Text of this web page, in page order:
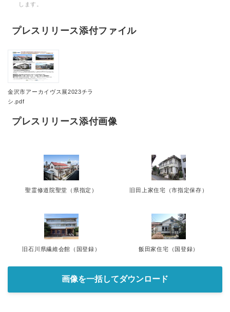
します。
プレスリリース添付ファイル
金沢市アーカイヴス展2023チラ
シ.pdf
プレスリリース添付画像
聖霊修道院聖堂（県指定） 旧田上家住宅（市指定保存）
旧石川県繊維会館（国登録） 飯田家住宅（国登録）
画像を一括してダウンロード